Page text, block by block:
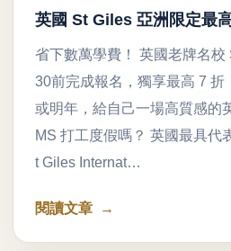
英國 St Giles 亞洲限定最
省下數萬學費！ 英國老牌名校
30前完成報名，獨享最高 7 折
或明年，給自己一場高質感的
MS 打工度假嗎？ 英國最具代
t Giles Internat…
閱讀文章